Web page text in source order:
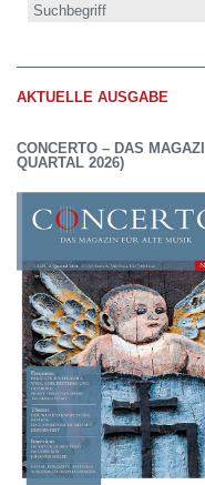
Suche
AKTUELLE AUSGABE
CONCERTO – DAS
QUARTAL 2026)